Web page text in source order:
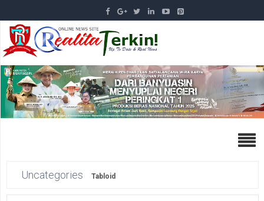
Uncategories Tabloid